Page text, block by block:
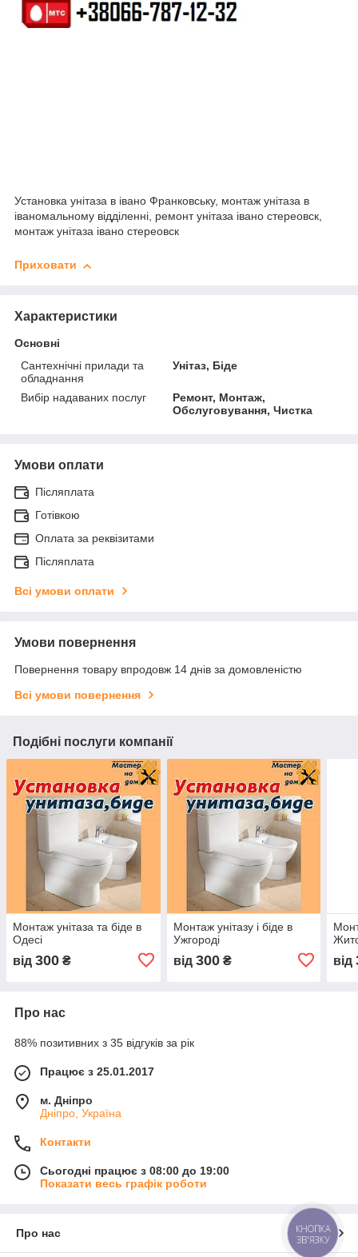
Установка унітаза в івано Франковську, монтаж унітаза в
іваномальному відділенні, ремонт унітаза івано стереовск,
монтаж унітаза івано стереовск
Приховати
Характеристики
Основні
Сантехнічні прилади та
обладнання
Унітаз, Біде
Вибір надаваних послуг
Ремонт, Монтаж,
Обслуговування, Чистка
Умови оплати
Післяплата
Готівкою
Оплата за реквізитами
Післяплата
Всі умови оплати
Умови повернення
Повернення товару впродовж 14 днів за домовленістю
Всі умови повернення
Подібні послуги компанії
Монтаж унітаза та біде в
Одесі
від 300 ₴
Монтаж унітазу і біде в
Ужгороді
від 300₴ від
Про нас
88% позитивних з 35 відгуків за рік
Працює з 25.01.2017
м. Дніпро
Дніпро, Україна
Контакти
Сьогодні працює з 08:00 до 19:00
Показати весь графік роботи
Про нас
КНОПКА
ЗВ'ЯЗКУ